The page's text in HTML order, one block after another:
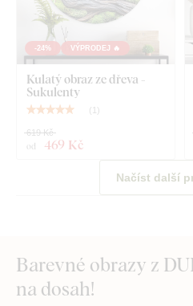
-24% VÝPRODEJ 🔥
Kulatý obraz ze dřeva -
Sukulenty
( 1 )
od 469 Kč
619 Kč
Načíst další
Barevné obrazy z
na dosah!